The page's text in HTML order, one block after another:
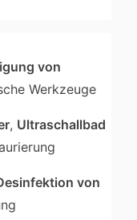
von
Werkzeuge
, Ultraschallbad
von